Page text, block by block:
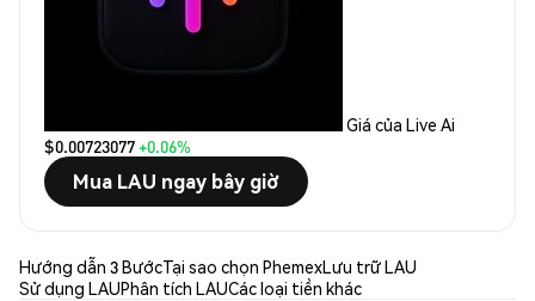
Giá của Live Ai
$0.00723077+0.06%
Mua LAU ngay bây giờ
Hướng dẫn 3 BướcTại sao chọn PhemexLưu trữ LAU
Sử dụng LAUPhân tích LAUCác loại tiền khác